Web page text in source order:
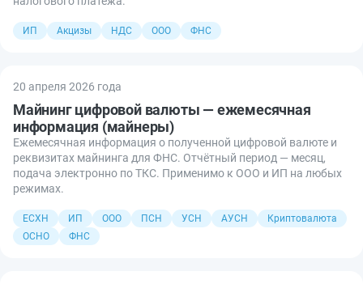
ИП Акцизы НДС ООО ФНС
20 апреля 2026 года
Майнинг цифровой валюты — ежемесячная
информация (майнеры)
Ежемесячная информация о полученной цифровой валюте и
реквизитах майнинга для ФНС. Отчётный период — месяц,
подача электронно по ТКС. Применимо к ООО и ИП на любых
режимах.
ЕСХН ИП ООО ПСН УСН АУСН
Криптовалюта
ОСНО
ФНС